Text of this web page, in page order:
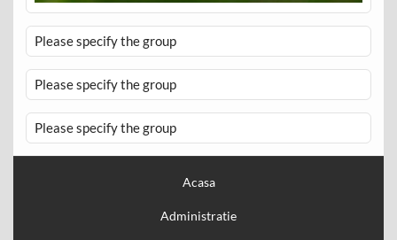
Please specify the group
Please specify the group
Please specify the group
Acasa
Administratie